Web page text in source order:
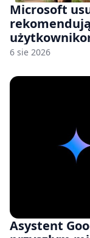
Microsoft
nam przy
6 sie 2026
Asystent